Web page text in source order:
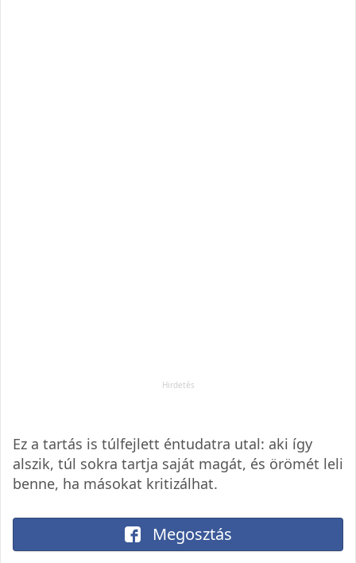
Ez a tartás is túlfejlett éntudatra utal: aki így
alszik, túl sokra tartja saját magát, és örömét leli
benne, ha másokat kritizálhat.
Megosztás